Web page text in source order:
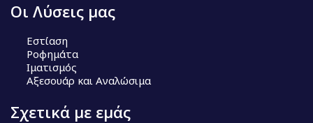
Οι Λύσεις μας
Εστίαση
Ροφημάτα
Ιματισμός
Αξεσουάρ και Αναλώσιμα
Σχετικά με εμάς